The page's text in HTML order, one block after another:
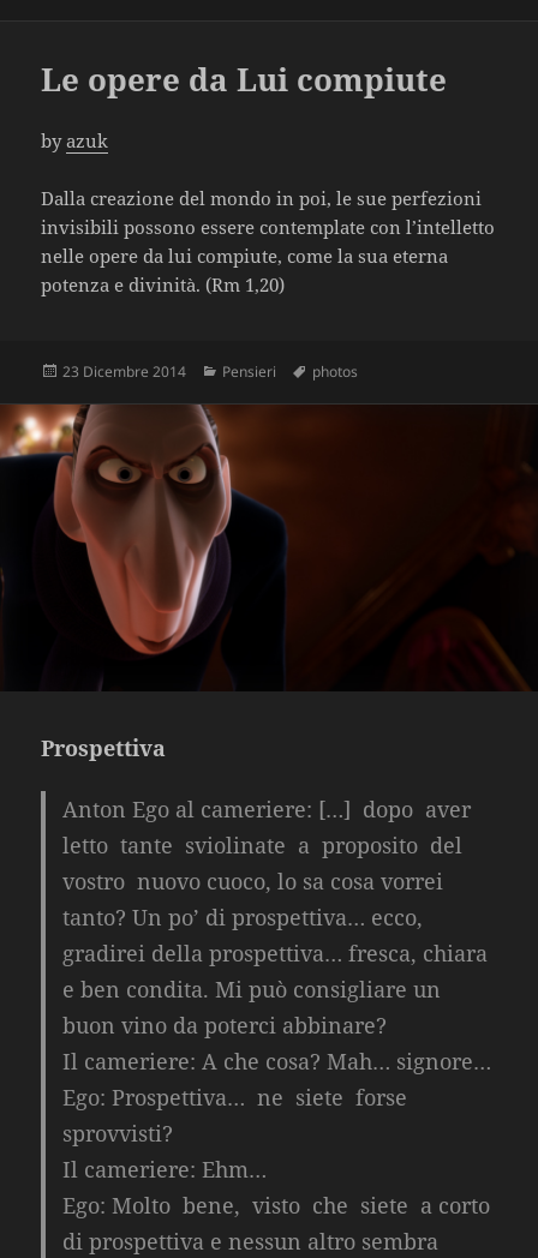
Le opere da Lui compiute
byazuk
Dalla creazione del mondo in poi, le sue perfezioni
invisibili possono essere contemplate con l’intelletto
nelle opere da lui compiute, come la sua eterna
potenza e divinità. (Rm 1,20)
Scritto
23 Dicembre 2014 Categorie
Pensieri Tag
photos
Prospettiva
Anton Ego al cameriere: […] dopo aver
letto tante sviolinate a proposito del
vostro nuovo cuoco, lo sa cosa vorrei
tanto? Un po’ di prospettiva… ecco,
gradirei della prospettiva… fresca, chiara
e ben condita. Mi può consigliare un
buon vino da poterci abbinare?
Il cameriere: A che cosa? Mah… signore…
Ego: Prospettiva… ne siete forse
sprovvisti?
Il cameriere: Ehm…
Ego: Molto bene, visto che siete a corto
di prospettiva e nessun altro sembra